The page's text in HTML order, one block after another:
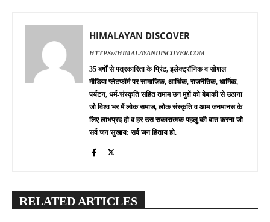
HIMALAYAN DISCOVER
HTTPS://HIMALAYANDISCOVER.COM
35 बर्षों से पत्रकारिता के प्रिंट, इलेक्ट्रॉनिक व सोशल
मीडिया प्लेटफॉर्म पर सामाजिक, आर्थिक, राजनैतिक, धार्मिक,
पर्यटन, धर्म-संस्कृति सहित तमाम उन मुद्दों को बेबाकी से उठाना
जो विश्व भर में लोक समाज, लोक संस्कृति व आम जनमानस के
लिए लाभप्रद हो व हर उस सकारात्मक पहलु की बात करना जो
सर्व जन सुखाय: सर्व जन हिताय हो.
RELATED ARTICLES